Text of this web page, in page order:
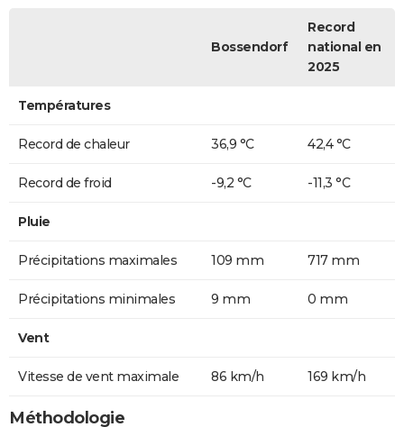
Bossendorf
Record
national en
2025
Températures
Record de chaleur 36,9 °C 42,4 °C
Record de froid -9,2 °C -11,3 °C
Pluie
Précipitations maximales 109 mm 717 mm
Précipitations minimales 9 mm 0 mm
Vent
Vitesse de vent maximale 86 km/h 169 km/h
Méthodologie